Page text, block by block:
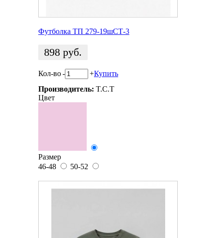
Футболка ТП 279-19шСТ-3
898 руб.
Кол-во- +Купить
Производитель: T.C.T
Цвет
Размер
46-48
50-52